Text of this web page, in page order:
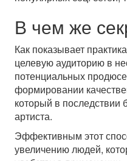
В чем же
Как показывает
целевую аудиторию в
потенциальных
формировании
который в последствии
артиста.
Эффективным этот
увеличению людей,